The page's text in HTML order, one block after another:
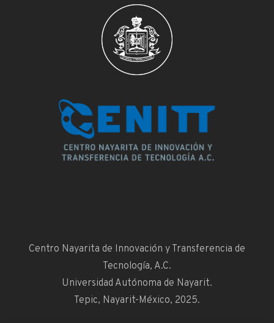
Centro Nayarita de Innovación y Transferencia de
Tecnología, A.C.
Universidad Autónoma de Nayarit.
Tepic, Nayarit-México, 2025.